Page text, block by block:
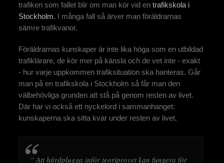
trafiken som fallet blir om man kör vid en trafikskola i
Stockholm. I många fall så ärver man föräldrarnas
sämre trafikvanor.
Föräldrarnas kunskaper är inte lika höga som en utbildad
trafiklärare, de kör mer på känsla och de vet inte - exakt
- hur varje uppkommen trafiksituation ska hanteras. Går
man på en trafikskola i Stockholm så får man den
välbehövliga grunden att stå på genom resten av livet.
Där har vi också ett nyckelord i sammanhanget:
kunskaperna ska sitta kvar under resten av livet.
“ Att hårdplugga inför teoriprovet kan fungera för